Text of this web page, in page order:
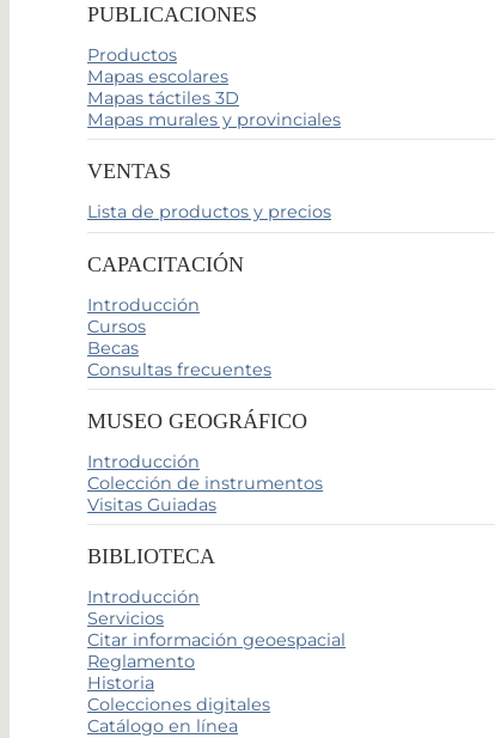
PUBLICACIONES
Productos
Mapas escolares
Mapas táctiles 3D
Mapas murales y provinciales
VENTAS
Lista de productos y precios
CAPACITACIÓN
Introducción
Cursos
Becas
Consultas frecuentes
MUSEO GEOGRÁFICO
Introducción
Colección de instrumentos
Visitas Guiadas
BIBLIOTECA
Introducción
Servicios
Citar información geoespacial
Reglamento
Historia
Colecciones digitales
Catálogo en línea